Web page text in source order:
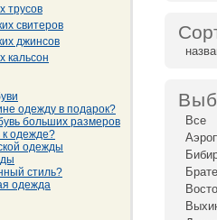
трусов
свитеров
джинсов
кальсон
одежду в подарок?
больших размеров
к одежде?
одежды
стиль?
одежда
Все